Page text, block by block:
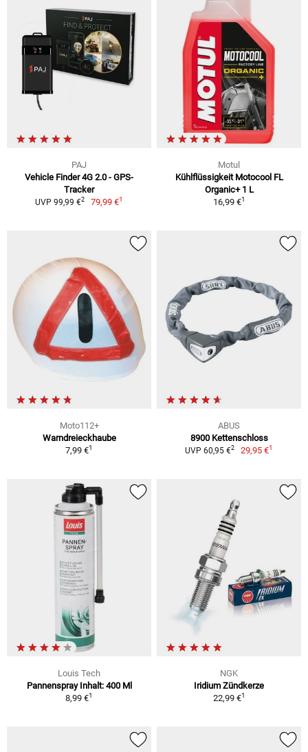
PAJ
Vehicle Finder 4G 2.0 - GPS-
Tracker
UVP 99,99 €2 79,99 €1
Motul
Kühlflüssigkeit Motocool FL
Organic+ 1 L
16,99 €1
Moto112+
Warndreieckhaube
7,99 €1
ABUS
8900 Kettenschloss
UVP 60,95 €2 29,95 €1
Louis Tech
Pannenspray Inhalt: 400 Ml
8,99 €1
NGK
Iridium Zündkerze
22,99 €1